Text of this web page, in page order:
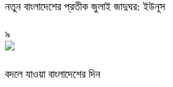
নতুন বাংলাদেশের প্রতীক জুলাই জাদুঘর: ইউনূস
৯
বদলে যাওয়া বাংলাদেশের দিন